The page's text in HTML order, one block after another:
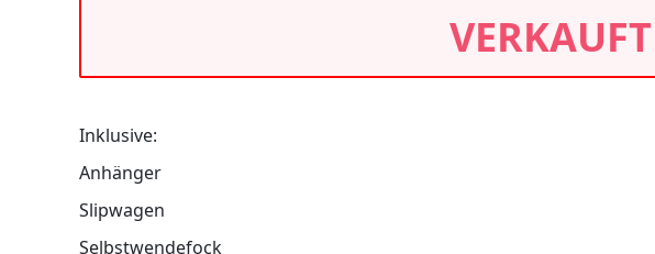
VERKAUFT
Inklusive:
Anhänger
Slipwagen
Selbstwendefock